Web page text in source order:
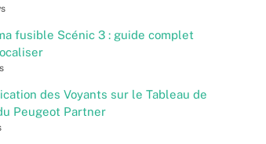
fusible Scénic 3 : guide complet
des Voyants sur le Tableau de
Peugeot Partner